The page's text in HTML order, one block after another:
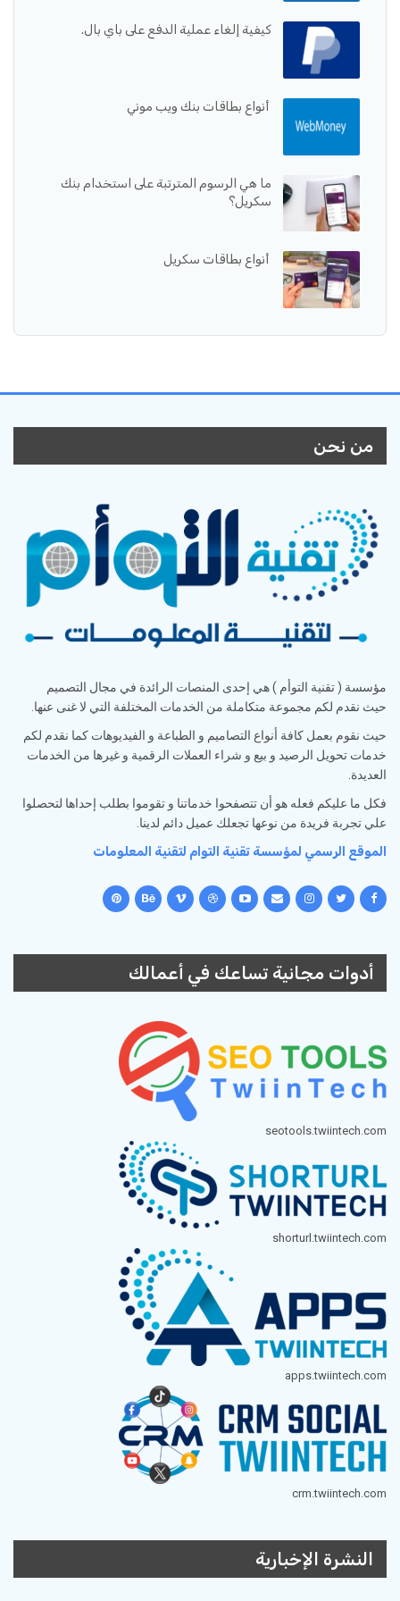
كيفية إلغاء عملية الدفع على باي بال.
أنواع بطاقات بنك ويب موني
ما هي الرسوم المترتبة على استخدام بنك
سكريل؟
أنواع بطاقات سكريل
من نحن
مؤسسة ( تقنية التوأم ) هي إحدى المنصات الرائدة في مجال التصميم
حيث نقدم لكم مجموعة متكاملة من الخدمات المختلفة التي لا غنى عنها.
حيث نقوم بعمل كافة أنواع التصاميم و الطباعة و الفيديوهات كما نقدم لكم
خدمات تحويل الرصيد و بيع و شراء العملات الرقمية و غيرها من الخدمات
العديدة.
فكل ما عليكم فعله هو أن تتصفحوا خدماتنا و تقوموا بطلب إحداها لتحصلوا
علي تجربة فريدة من نوعها تجعلك عميل دائم لدينا.
الموقع الرسمي لمؤسسة تقنية التوام لتقنية المعلومات
أدوات مجانية تساعك في أعمالك
seotools.twiintech.com
shorturl.twiintech.com
apps.twiintech.com
crm.twiintech.com
النشرة الإخبارية